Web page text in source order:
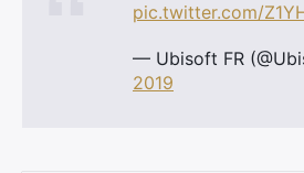
pic.twitter.com/
— Ubisoft FR
2019